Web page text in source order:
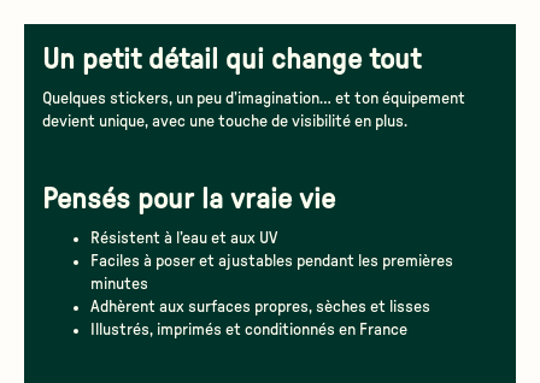
Un petit détail qui change tout
Quelques stickers, un peu d’imagination… et ton équipement
devient unique, avec une touche de visibilité en plus.
Pensés pour la vraie vie
Résistent à l’eau et aux UV
Faciles à poser et ajustables pendant les premières
minutes
Adhèrent aux surfaces propres, sèches et lisses
Illustrés, imprimés et conditionnés en France